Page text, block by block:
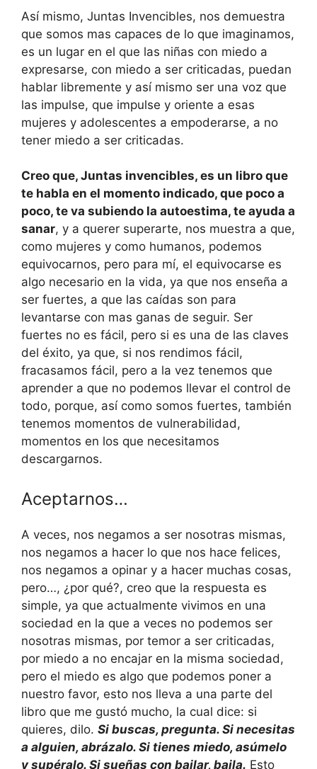
Así mismo, Juntas Invencibles, nos demuestra
que somos mas capaces de lo que imaginamos,
es un lugar en el que las niñas con miedo a
expresarse, con miedo a ser criticadas, puedan
hablar libremente y así mismo ser una voz que
las impulse, que impulse y oriente a esas
mujeres y adolescentes a empoderarse, a no
tener miedo a ser criticadas.
Creo que, Juntas invencibles, es un libro que
te habla en el momento indicado, que poco a
poco, te va subiendo la autoestima, te ayuda a
sanar, y a querer superarte, nos muestra a que,
como mujeres y como humanos, podemos
equivocarnos, pero para mí, el equivocarse es
algo necesario en la vida, ya que nos enseña a
ser fuertes, a que las caídas son para
levantarse con mas ganas de seguir. Ser
fuertes no es fácil, pero si es una de las claves
del éxito, ya que, si nos rendimos fácil,
fracasamos fácil, pero a la vez tenemos que
aprender a que no podemos llevar el control de
todo, porque, así como somos fuertes, también
tenemos momentos de vulnerabilidad,
momentos en los que necesitamos
descargarnos.
Aceptarnos…
A veces, nos negamos a ser nosotras mismas,
nos negamos a hacer lo que nos hace felices,
nos negamos a opinar y a hacer muchas cosas,
pero…, ¿por qué?, creo que la respuesta es
simple, ya que actualmente vivimos en una
sociedad en la que a veces no podemos ser
nosotras mismas, por temor a ser criticadas,
por miedo a no encajar en la misma sociedad,
pero el miedo es algo que podemos poner a
nuestro favor, esto nos lleva a una parte del
libro que me gustó mucho, la cual dice: si
quieres, dilo. Si buscas, pregunta. Si necesitas
a alguien, abrázalo. Si tienes miedo, asúmelo
y supéralo. Si sueñas con bailar, baila. Esto